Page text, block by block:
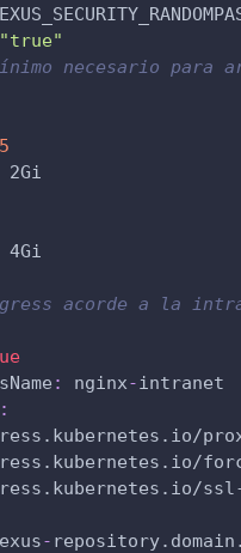
"true"
necesario para
2Gi
4Gi
acorde a la
: nginx-intranet
:
ssl-
-